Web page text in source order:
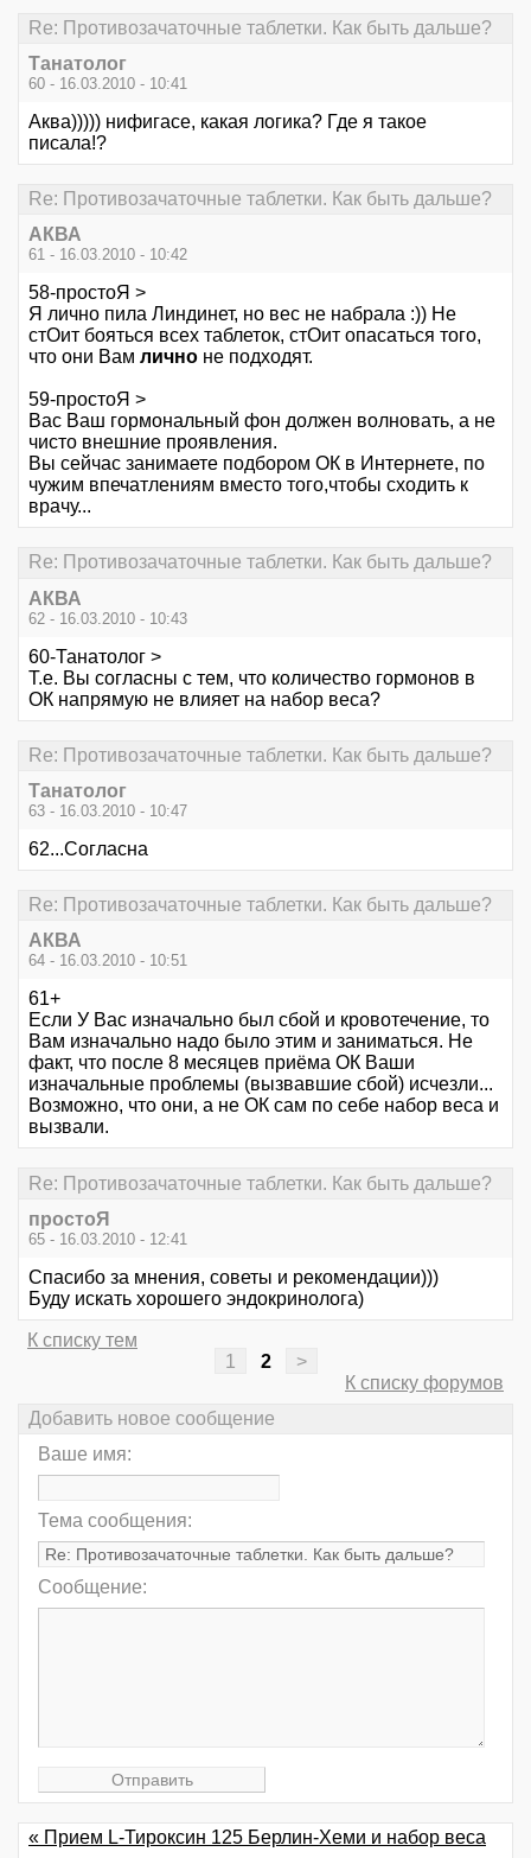
Re: Противозачаточные таблетки. Как быть дальше?
Танатолог
60 - 16.03.2010 - 10:41
Аква))))) нифигасе, какая логика? Где я такое
писала!?
Re: Противозачаточные таблетки. Как быть дальше?
АКВА
61 - 16.03.2010 - 10:42
58-простоЯ >
Я лично пила Линдинет, но вес не набрала :)) Не
стОит бояться всех таблеток, стОит опасаться того,
что они Вам лично не подходят.
59-простоЯ >
Вас Ваш гормональный фон должен волновать, а не
чисто внешние проявления.
Вы сейчас занимаете подбором ОК в Интернете, по
чужим впечатлениям вместо того,чтобы сходить к
врачу...
Re: Противозачаточные таблетки. Как быть дальше?
АКВА
62 - 16.03.2010 - 10:43
60-Танатолог >
Т.е. Вы согласны с тем, что количество гормонов в
ОК напрямую не влияет на набор веса?
Re: Противозачаточные таблетки. Как быть дальше?
Танатолог
63 - 16.03.2010 - 10:47
62...Согласна
Re: Противозачаточные таблетки. Как быть дальше?
АКВА
64 - 16.03.2010 - 10:51
61+
Если У Вас изначально был сбой и кровотечение, то
Вам изначально надо было этим и заниматься. Не
факт, что после 8 месяцев приёма ОК Ваши
изначальные проблемы (вызвавшие сбой) исчезли...
Возможно, что они, а не ОК сам по себе набор веса и
вызвали.
Re: Противозачаточные таблетки. Как быть дальше?
простоЯ
65 - 16.03.2010 - 12:41
Спасибо за мнения, советы и рекомендации)))
Буду искать хорошего эндокринолога)
К списку тем
1
2
>
К списку форумов
Добавить новое сообщение
Ваше имя:
Тема сообщения:
Сообщение:
« Прием L-Тироксин 125 Берлин-Хеми и набор веса